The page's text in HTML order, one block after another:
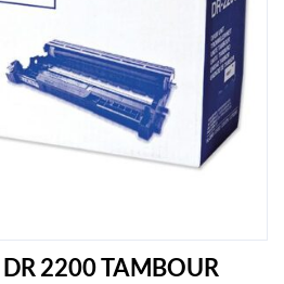
2200 TAMBOUR